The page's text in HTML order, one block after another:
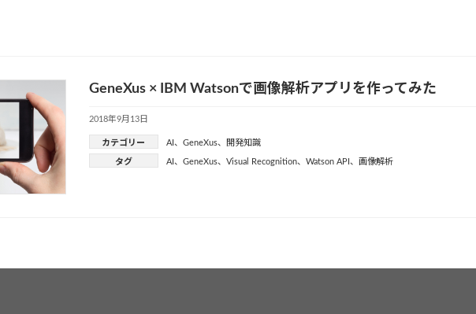
GeneXus × IBM Watsonで画像解析アプリを作ってみた
2018年9月13日
カテゴリー AI 、 GeneXus、 開発知識
タグ AI、 GeneXus、 Visual Recognition、 Watson API 、 画像解析